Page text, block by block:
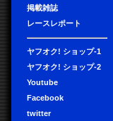
掲載雑誌
レースレポート
ヤフオク! ショップ-1
ヤフオク! ショップ-2
Youtube
Facebook
twitter